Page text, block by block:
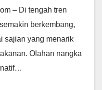
– Di tengah tren
berkembang,
sajian yang menarik
Olahan nangka